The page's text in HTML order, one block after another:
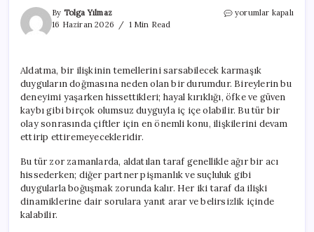
By Tolga Yılmaz
16 Haziran 2026
1 Min Read
Aldatmanın
Şekillendirebilirsiniz?
için
yorumlar kapalı
Aldatma, bir ilişkinin temellerini sarsabilecek karmaşık
duyguların doğmasına neden olan bir durumdur. Bireylerin bu
deneyimi yaşarken hissettikleri; hayal kırıklığı, öfke ve güven
kaybı gibi birçok olumsuz duyguyla iç içe olabilir. Bu tür bir
olay sonrasında çiftler için en önemli konu, ilişkilerini devam
ettirip ettiremeyecekleridir.
Bu tür zor zamanlarda, aldatılan taraf genellikle ağır bir acı
hissederken; diğer partner pişmanlık ve suçluluk gibi
duygularla boğuşmak zorunda kalır. Her iki taraf da ilişki
dinamiklerine dair sorulara yanıt arar ve belirsizlik içinde
kalabilir.